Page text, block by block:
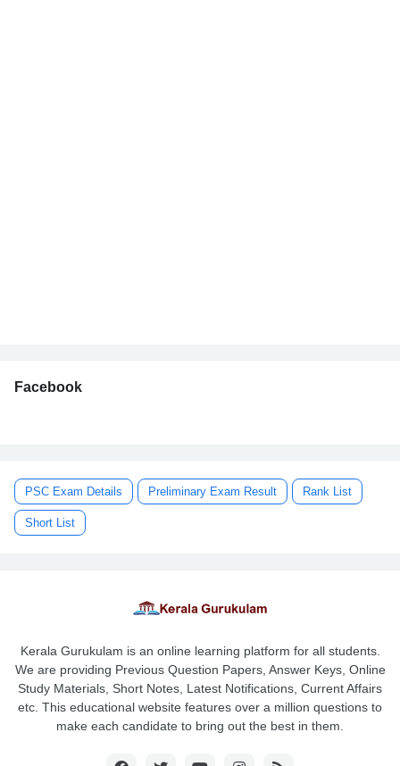
Facebook
PSC Exam Details Preliminary Exam Result Rank List
Short List
Kerala Gurukulam is an online learning platform for all students.
We are providing Previous Question Papers, Answer Keys, Online
Study Materials, Short Notes, Latest Notifications, Current Affairs
etc. This educational website features over a million questions to
make each candidate to bring out the best in them.